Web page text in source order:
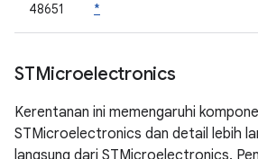
48651
*
STMicroelectronics
Kerentanan ini memengaruhi
STMicroelectronics dan detail lebih
langsung dari STMicroelectronics.